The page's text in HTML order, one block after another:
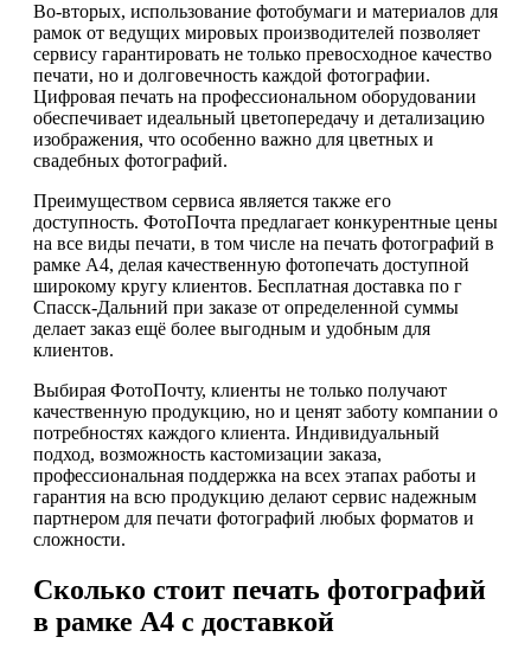
Во-вторых, использование фотобумаги и материалов для
рамок от ведущих мировых производителей позволяет
сервису гарантировать не только превосходное качество
печати, но и долговечность каждой фотографии.
Цифровая печать на профессиональном оборудовании
обеспечивает идеальный цветопередачу и детализацию
изображения, что особенно важно для цветных и
свадебных фотографий.
Преимуществом сервиса является также его
доступность. ФотоПочта предлагает конкурентные цены
на все виды печати, в том числе на печать фотографий в
рамке А4, делая качественную фотопечать доступной
широкому кругу клиентов. Бесплатная доставка по г
Спасск-Дальний при заказе от определенной суммы
делает заказ ещё более выгодным и удобным для
клиентов.
Выбирая ФотоПочту, клиенты не только получают
качественную продукцию, но и ценят заботу компании о
потребностях каждого клиента. Индивидуальный
подход, возможность кастомизации заказа,
профессиональная поддержка на всех этапах работы и
гарантия на всю продукцию делают сервис надежным
партнером для печати фотографий любых форматов и
сложности.
Сколько стоит печать фотографий
в рамке А4 с доставкой